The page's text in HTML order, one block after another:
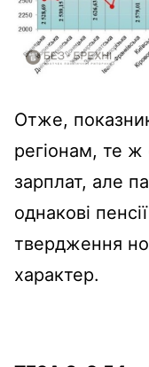
Отже,
регіонам, те ж
зарплат, але
однакові
твердження
характер.